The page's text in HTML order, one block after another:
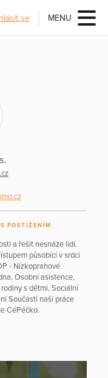
se MENU
POSTIŽENÍM
a řešit nesnáze lidí.
působící v srdci
- Nízkoprahové
Osobní asistence,
s dětmi, Sociální
Součástí naší práce
CéPéčko.